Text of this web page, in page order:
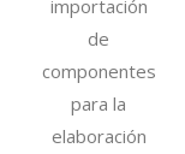
importación
de
componentes
para la
elaboración